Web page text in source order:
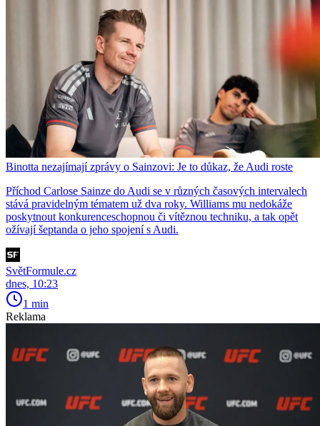
Binotta nezajímají zprávy o Sainzovi: Je to důkaz, že Audi roste
Příchod Carlose Sainze do Audi se v různých časových intervalech
stává pravidelným tématem už dva roky. Williams mu nedokáže
poskytnout konkurenceschopnou či vítěznou techniku, a tak opět
ožívají šeptanda o jeho spojení s Audi.
SvětFormule.cz
dnes, 10:23
1 min
Reklama